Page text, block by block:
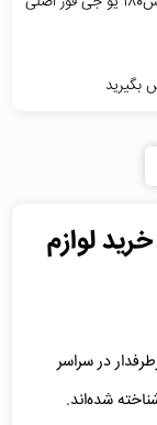
بگیرید
لوازم یدکی پالس 180 | خرید لوازم
در سراسر
شده‌اند.